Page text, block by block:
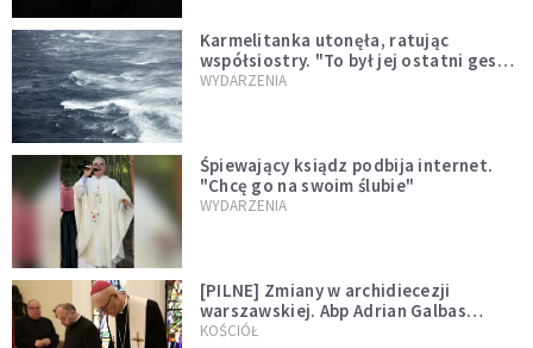
Karmelitanka utonęła, ratując
współsiostry. "To był jej ostatni gest
miłości"
WYDARZENIA
Śpiewający ksiądz podbija internet.
"Chcę go na swoim ślubie"
WYDARZENIA
[PILNE] Zmiany w archidiecezji
warszawskiej. Abp Adrian Galbas
wręczył dekrety nowym proboszczom
KOŚCIÓŁ